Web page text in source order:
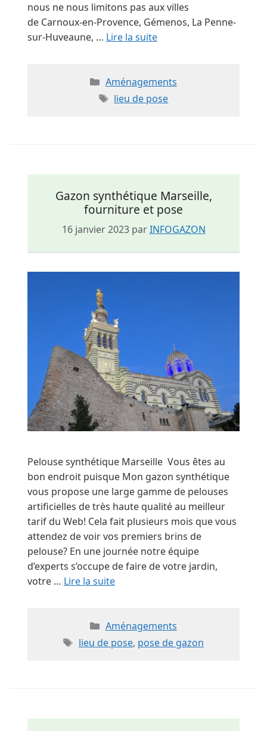
nous ne nous limitons pas aux villes
de Carnoux-en-Provence, Gémenos, La Penne-
sur-Huveaune, … Lire la suite
Catégories
Aménagements
Étiquettes
lieu de pose
Gazon synthétique Marseille,
fourniture et pose
16 janvier 2023 parINFOGAZON
Pelouse synthétique Marseille Vous êtes au
bon endroit puisque Mon gazon synthétique
vous propose une large gamme de pelouses
artificielles de très haute qualité au meilleur
tarif du Web! Cela fait plusieurs mois que vous
attendez de voir vos premiers brins de
pelouse? En une journée notre équipe
d’experts s’occupe de faire de votre jardin,
votre … Lire la suite
Catégories
Aménagements
Étiquettes
lieu de pose, pose de gazon